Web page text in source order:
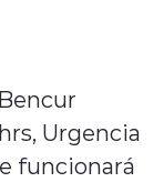
Urgencia
funcionará